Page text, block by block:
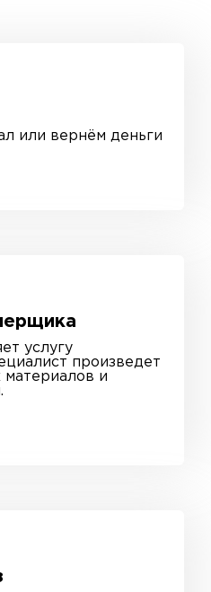
или вернём деньги
услугу
произведет
материалов и